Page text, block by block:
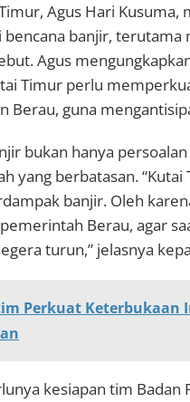
Agus Hari
banjir, terutama
Agus
Timur perlu
Berau, guna
bukan hanya
yang berbatasan.
banjir. Oleh
Berau, agar
turun,” jelasnya
Perkuat
kesiapan tim Badan